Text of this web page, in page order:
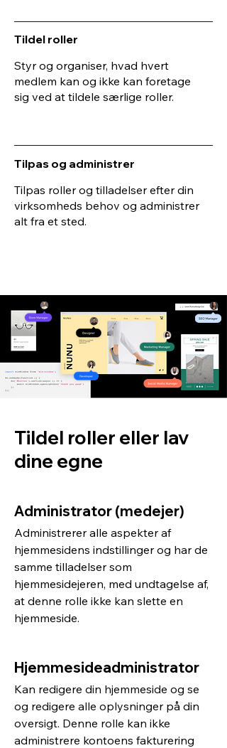
Tildel roller
Styr og organiser, hvad hvert
medlem kan og ikke kan foretage
sig ved at tildele særlige roller.
Tilpas og administrer
Tilpas roller og tilladelser efter din
virksomheds behov og administrer
alt fra et sted.
Tildel roller eller lav
dine egne
Administrator (medejer)
Administrerer alle aspekter af
hjemmesidens indstillinger og har de
samme tilladelser som
hjemmesidejeren, med undtagelse af,
at denne rolle ikke kan slette en
hjemmeside.
Hjemmesideadministrator
Kan redigere din hjemmeside og se
og redigere alle oplysninger på din
oversigt. Denne rolle kan ikke
administrere kontoens fakturering